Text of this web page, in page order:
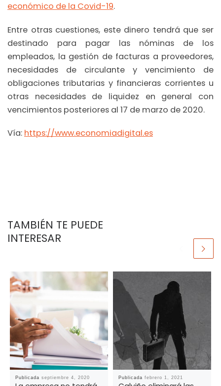
económico de la Covid-19.
Entre otras cuestiones, este dinero tendrá que ser
destinado para pagar las nóminas de los
empleados, la gestión de facturas a proveedores,
necesidades de circulante y vencimiento de
obligaciones tributarias y financieras corrientes u
otras necesidades de liquidez en general con
vencimientos posteriores al 17 de marzo de 2020.
Vía: https://www.economiadigital.es
TAMBIÉN TE PUEDE
INTERESAR
Publicada septiembre 4, 2020 Publicada febrero 1, 2021